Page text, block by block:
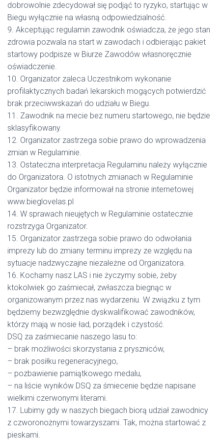
dobrowolnie zdecydował się podjąć to ryzyko, startując w
Biegu wyłącznie na własną odpowiedzialność.
9. Akceptując regulamin zawodnik oświadcza, że jego stan
zdrowia pozwala na start w zawodach i odbierając pakiet
startowy podpisze w Biurze Zawodów własnoręcznie
oświadczenie.
10. Organizator zaleca Uczestnikom wykonanie
profilaktycznych badań lekarskich mogących potwierdzić
brak przeciwwskazań do udziału w Biegu.
11. Zawodnik na mecie bez numeru startowego, nie będzie
sklasyfikowany.
12. Organizator zastrzega sobie prawo do wprowadzenia
zmian w Regulaminie.
13. Ostateczna interpretacja Regulaminu należy wyłącznie
do Organizatora. O istotnych zmianach w Regulaminie
Organizator będzie informował na stronie internetowej
www.bieglovelas.pl
14. W sprawach nieujętych w Regulaminie ostatecznie
rozstrzyga Organizator.
15. Organizator zastrzega sobie prawo do odwołania
imprezy lub do zmiany terminu imprezy ze względu na
sytuacje nadzwyczajne niezależne od Organizatora.
16. Kochamy nasz LAS i nie życzymy sobie, żeby
ktokolwiek go zaśmiecał, zwłaszcza biegnąc w
organizowanym przez nas wydarzeniu. W związku z tym
będziemy bezwzględnie dyskwalifikować zawodników,
którzy mają w nosie ład, porządek i czystość.
DSQ za zaśmiecanie naszego lasu to:
– brak możliwości skorzystania z pryszniców,
– brak posiłku regeneracyjnego,
– pozbawienie pamiątkowego medalu,
– na liście wyników DSQ za śmiecenie będzie napisane
wielkimi czerwonymi literami.
17. Lubimy gdy w naszych biegach biorą udział zawodnicy
z czworonożnymi towarzyszami. Tak, można startować z
pieskami.